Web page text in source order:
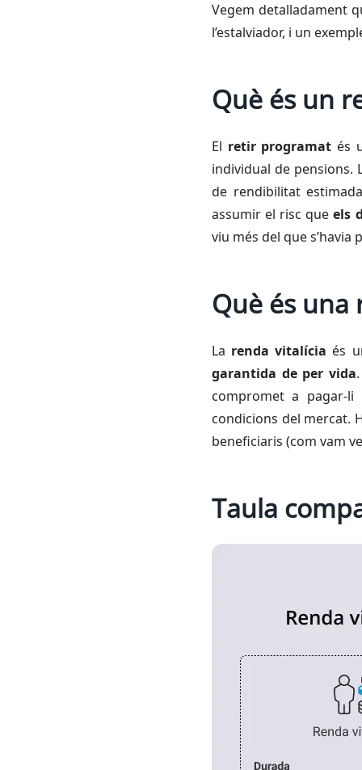
Vegem detalladament
l’estalviador, i un
Què és un
El retir programat és
individual de pensions.
de rendibilitat
assumir el risc queels
viu més del que s’havia
Què és una
La renda vitalícia és
garantida de per vida
compromet a pagar-
condicions del mercat.
beneficiaris (com vam
Taula